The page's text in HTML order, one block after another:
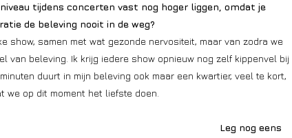
tijdens concerten vast nog hoger liggen, omdat je
de beleving nooit in de weg?
show, samen met wat gezonde nervositeit, maar van zodra we
van beleving. Ik krijg iedere show opnieuw nog zelf kippenvel bij
duurt in mijn beleving ook maar een kwartier, veel te kort,
op dit moment het liefste doen.
Leg nog eens